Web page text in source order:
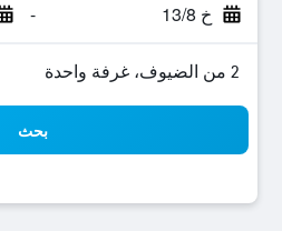
خ 13/8 -
2 من الضيوف، غرفة واحدة
بحث